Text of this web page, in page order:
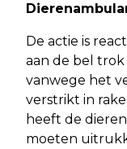
De actie is
aan de bel
vanwege het
verstrikt in
heeft de
moeten